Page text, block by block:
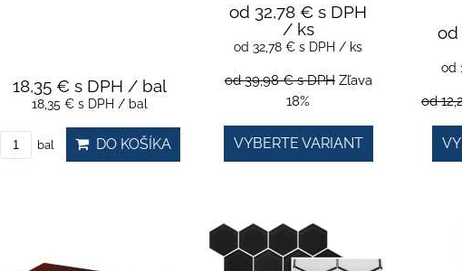
18,35 € s DPH / bal
18,35 € s DPH / bal
bal DO KOŠÍKA
od 32,78 € s DPH
/ ks
od 32,78 € s DPH / ks
od 39,98 €s DPH Zľava
18%
VYBERTE VARIANT
od
od
od